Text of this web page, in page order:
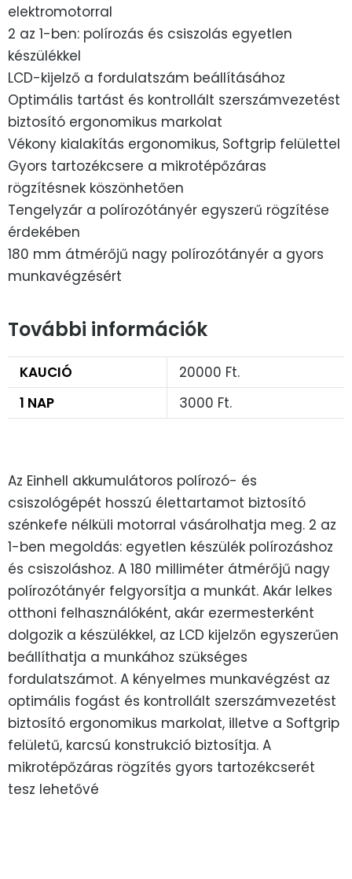
elektromotorral
2 az 1-ben: polírozás és csiszolás egyetlen
készülékkel
LCD-kijelző a fordulatszám beállításához
Optimális tartást és kontrollált szerszámvezetést
biztosító ergonomikus markolat
Vékony kialakítás ergonomikus, Softgrip felülettel
Gyors tartozékcsere a mikrotépőzáras
rögzítésnek köszönhetően
Tengelyzár a polírozótányér egyszerű rögzítése
érdekében
180 mm átmérőjű nagy polírozótányér a gyors
munkavégzésért
További információk
KAUCIÓ
20000 Ft.
1 NAP
3000 Ft.
Az Einhell akkumulátoros polírozó- és
csiszológépét hosszú élettartamot biztosító
szénkefe nélküli motorral vásárolhatja meg. 2 az
1-ben megoldás: egyetlen készülék polírozáshoz
és csiszoláshoz. A 180 milliméter átmérőjű nagy
polírozótányér felgyorsítja a munkát. Akár lelkes
otthoni felhasználóként, akár ezermesterként
dolgozik a készülékkel, az LCD kijelzőn egyszerűen
beállíthatja a munkához szükséges
fordulatszámot. A kényelmes munkavégzést az
optimális fogást és kontrollált szerszámvezetést
biztosító ergonomikus markolat, illetve a Softgrip
felületű, karcsú konstrukció biztosítja. A
mikrotépőzáras rögzítés gyors tartozékcserét
tesz lehetővé